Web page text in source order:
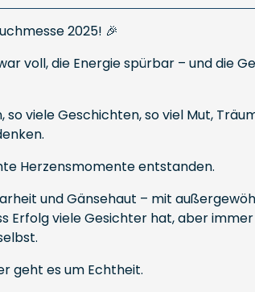
2025! 🎉
voll, die Energie spürbar – und die
so viele Geschichten, so viel Mut,
Herzensmomente entstanden.
und Gänsehaut – mit
Erfolg viele Gesichter hat, aber
geht es um Echtheit.